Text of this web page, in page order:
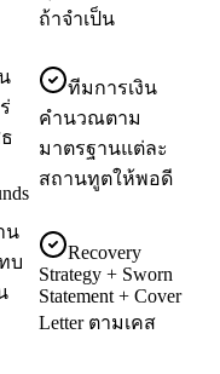
ถ้าจำเป็น
ทีมการเงิน
คำนวณตาม
มาตรฐานแต่ละ
สถานทูตให้พอดี
น
บ
Recovery
Strategy + Sworn
Statement + Cover
Letter ตามเคส